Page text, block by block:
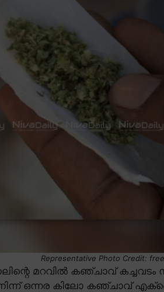
Representative Photo Credit:
മറവിൽ കഞ്ചാവ്
നിന്ന് ഒന്നര കിലോ കഞ്ചാവ്